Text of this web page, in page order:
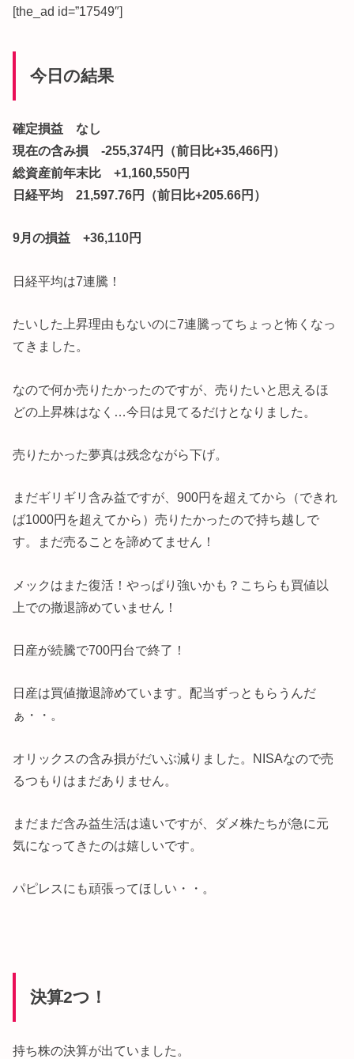
[the_ad id=”17549″]
今日の結果
確定損益 なし
現在の含み損 -255,374円（前日比+35,466円）
総資産前年末比 +1,160,550円
日経平均 21,597.76円（前日比+205.66円）
9月の損益 +36,110円
日経平均は7連騰！
たいした上昇理由もないのに7連騰ってちょっと怖くなっ
てきました。
なので何か売りたかったのですが、売りたいと思えるほ
どの上昇株はなく…今日は見てるだけとなりました。
売りたかった夢真は残念ながら下げ。
まだギリギリ含み益ですが、900円を超えてから（できれ
ば1000円を超えてから）売りたかったので持ち越しで
す。まだ売ることを諦めてません！
メックはまた復活！やっぱり強いかも？こちらも買値以
上での撤退諦めていません！
日産が続騰で700円台で終了！
日産は買値撤退諦めています。配当ずっともらうんだ
ぁ・・。
オリックスの含み損がだいぶ減りました。NISAなので売
るつもりはまだありません。
まだまだ含み益生活は遠いですが、ダメ株たちが急に元
気になってきたのは嬉しいです。
パピレスにも頑張ってほしい・・。
決算2つ！
持ち株の決算が出ていました。